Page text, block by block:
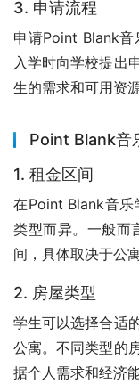
3. 申请流程
申请Point Blank
入学时向学校提出
生的需求和可用资
Point Blank音
1. 租金区间
在Point Blank音乐
类型而异。一般而
间，具体取决于公
2. 房屋类型
学生可以选择合适
公寓。不同类型的
据个人需求和经济